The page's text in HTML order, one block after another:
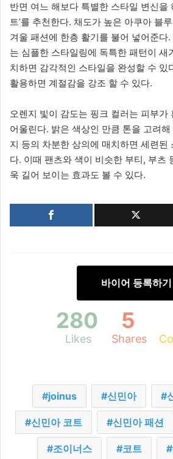
반면 여느 해보다 특별한 스타일 변신을
트’를 추천한다. 채도가 높은 아쿠아 블
겨울 패션에 한층 활기를 불어 넣어준다
는 심플한 스타일링에 독특한 패턴이 새
치하면 감각적인 스타일을 완성할 수 있
활용하면 계절감을 강조 할 수 있다.
오렌지 빛이 감도는 핑크 컬러는 피부가
어울린다. 밝은 색상인 만큼 톤을 고려
지 등의 차분한 상의에 매치하면 세련된
다. 이때 팬츠와 색이 비슷한 부티, 부츠
욱 길어 보이는 효과도 볼 수 있다.
바이어 등록하기
280
Likes
5
Shares
joinus 신민아
신민아 코트 신민아 패션
조이너스 코트